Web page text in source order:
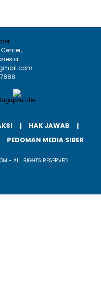
HAK JAWAB
PEDOMAN MEDIA SIBER
- ALL RIGHTS RESERVED